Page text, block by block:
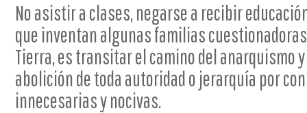
No asistir a clases, negarse a recibir
que inventan algunas familias
Tierra, es transitar el camino del anarquismo
abolición de toda autoridad o jerarquía por
innecesarias y nocivas.